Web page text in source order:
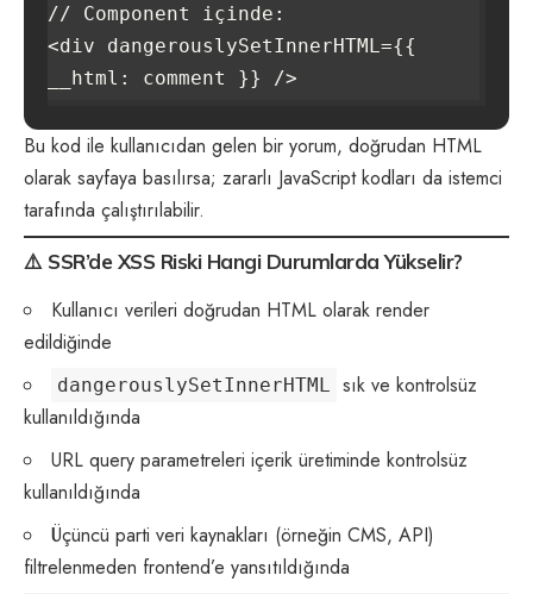
// Component içinde:
<div dangerouslySetInnerHTML={{
Bu kod ile kullanıcıdan gelen bir yorum, doğrudan HTML
olarak sayfaya basılırsa; zararlı JavaScript kodları da istemci
tarafında çalıştırılabilir.
⚠️ SSR’de XSS Riski Hangi Durumlarda Yükselir?
Kullanıcı verileri doğrudan HTML olarak render
edildiğinde
dangerouslySetInnerHTML sık ve kontrolsüz
kullanıldığında
URL query parametreleri içerik üretiminde kontrolsüz
kullanıldığında
Üçüncü parti veri kaynakları (örneğin CMS, API)
filtrelenmeden frontend’e yansıtıldığında